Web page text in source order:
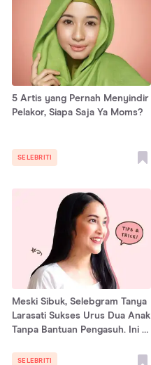
5 Artis yang Pernah Menyindir
Pelakor, Siapa Saja Ya Moms?
SELEBRITI
Meski Sibuk, Selebgram Tanya
Larasati Sukses Urus Dua Anak
Tanpa Bantuan Pengasuh. Ini 3
SELEBRITI